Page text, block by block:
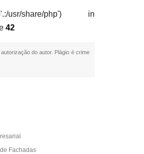
share/php') in
42
do autor. Plágio é crime
Fachadas